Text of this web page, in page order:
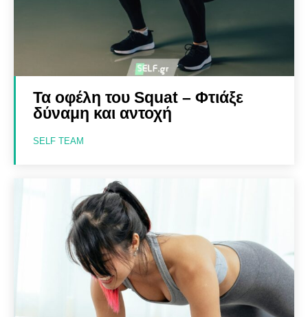
Τα οφέλη του Squat – Φτιάξε
δύναμη και αντοχή
SELF TEAM